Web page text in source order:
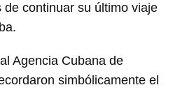
de continuar su último viaje
Agencia Cubana de
simbólicamente el